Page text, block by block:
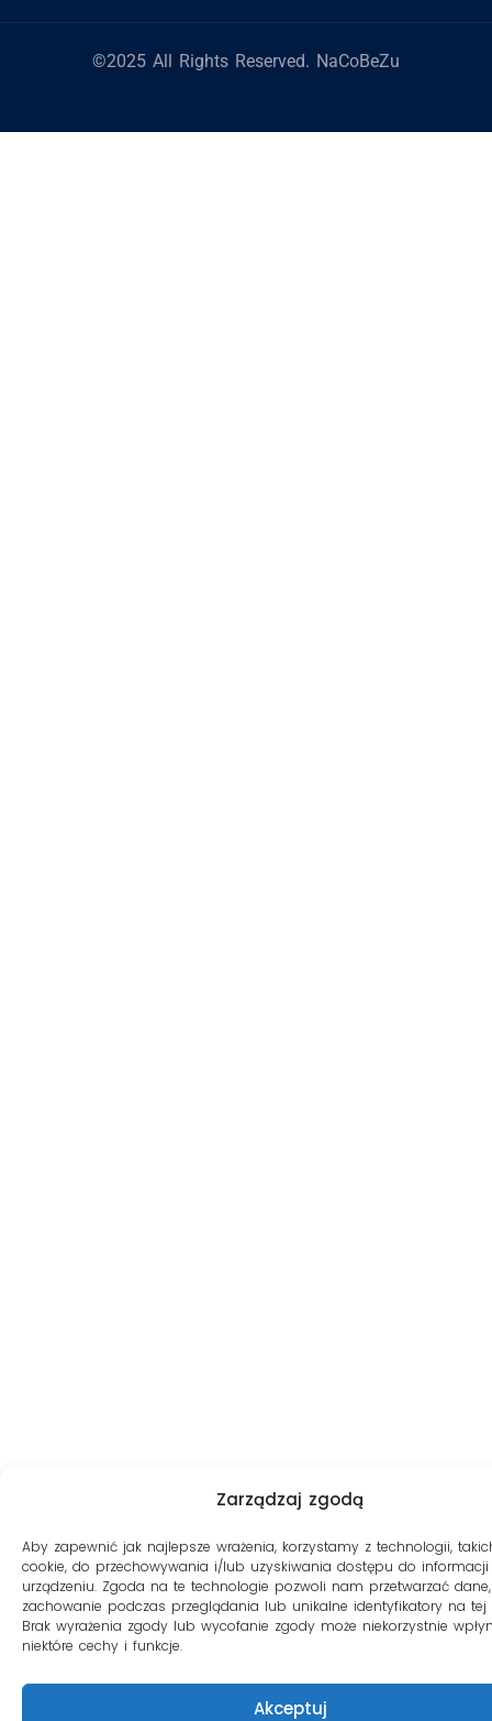
Zarządzaj zgodą
Aby zapewnić jak najlepsze wrażenia, korzystamy z technologii,
cookie, do przechowywania i/lub uzyskiwania dostępu do
urządzeniu. Zgoda na te technologie pozwoli nam przetwarzać
zachowanie podczas przeglądania lub unikalne identyfikatory na tej
Brak wyrażenia zgody lub wycofanie zgody może niekorzystnie
niektóre cechy i funkcje.
Akceptuj
©2025 All Rights Reserved. NaCoBeZu